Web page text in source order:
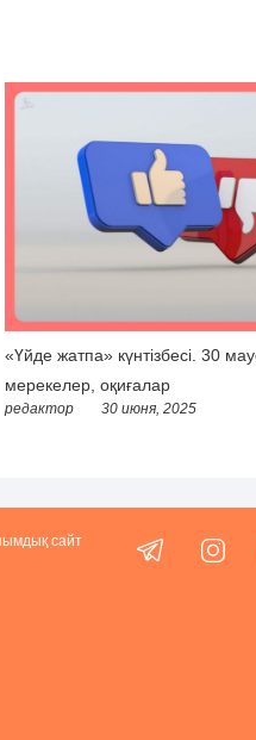
«Үйде жатпа» күнтізбесі. 30
мерекелер, оқиғалар
редактор 30 июня, 2025
сайт